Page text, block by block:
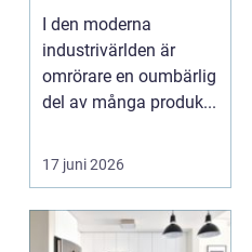
I den moderna
industrivärlden är
omrörare en oumbärlig
del av många produk...
17 juni 2026